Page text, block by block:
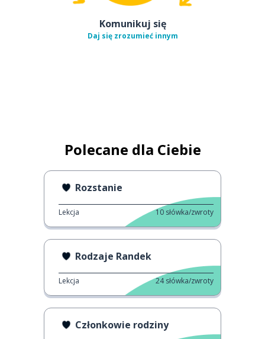
Komunikuj się
Daj się zrozumieć innym
Polecane dla Ciebie
Rozstanie
Lekcja 10 słówka/zwroty
Rodzaje Randek
Lekcja 24 słówka/zwroty
Członkowie rodziny